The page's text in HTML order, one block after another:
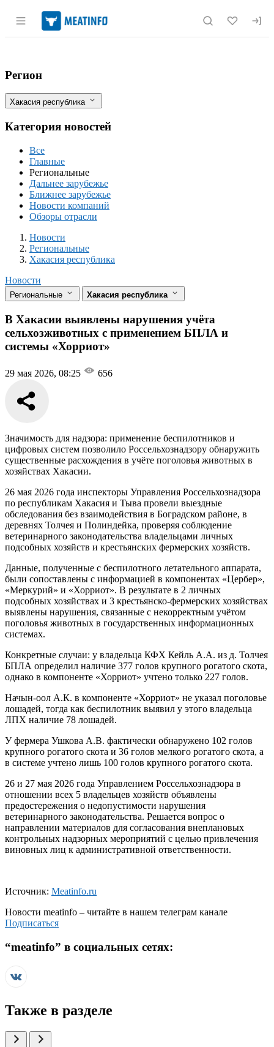
Раздел навигации по сайту
В Хакасии выявлены нарушения
Фильтры
Регион
Хакасия республика
Категория новостей
Все
Главные
Региональные
Дальнее зарубежье
Ближнее зарубежье
Новости компаний
Обзоры отрасли
Новости
Разделы
Новости
Региональные
Хакасия республика
Новости
Региональные Хакасия республика
В Хакасии выявлены нарушения учёта
сельхозживотных с применением БПЛА и
системы «Хорриот»
29 мая 2026, 08:25 656
Значимость для надзора: применение беспилотников и
цифровых систем позволило Россельхознадзору обнаружить
существенные расхождения в учёте поголовья животных в
хозяйствах Хакасии.
26 мая 2026 года инспекторы Управления Россельхознадзора
по республикам Хакасия и Тыва провели выездные
обследования без взаимодействия в Боградском районе, в
деревнях Толчея и Полиндейка, проверяя соблюдение
ветеринарного законодательства владельцами личных
подсобных хозяйств и крестьянских фермерских хозяйств.
Данные, полученные с беспилотного летательного аппарата,
были сопоставлены с информацией в компонентах «Цербер»,
«Меркурий» и «Хорриот». В результате в 2 личных
подсобных хозяйствах и 3 крестьянско-фермерских хозяйствах
выявлены нарушения, связанные с некорректным учётом
поголовья животных в государственных информационных
системах.
Конкретные случаи: у владельца КФХ Кейль А.А. из д. Толчея
БПЛА определил наличие 377 голов крупного рогатого скота,
однако в компоненте «Хорриот» учтено только 227 голов.
Начын-оол А.К. в компоненте «Хорриот» не указал поголовье
лошадей, тогда как беспилотник выявил у этого владельца
ЛПХ наличие 78 лошадей.
У фермера Ушкова А.В. фактически обнаружено 102 голов
крупного рогатого скота и 36 голов мелкого рогатого скота, а
в системе учтено лишь 100 голов крупного рогатого скота.
26 и 27 мая 2026 года Управлением Россельхознадзора в
отношении всех 5 владельцев хозяйств объявлены
предостережения о недопустимости нарушения
ветеринарного законодательства. Решается вопрос о
направлении материалов для согласования внеплановых
контрольных надзорных мероприятий с целью привлечения
виновных лиц к административной ответственности.
Источник: Meatinfo.ru
Новости meatinfo – читайте в нашем телеграм канале
Подписаться
“meatinfo” в социальных сетях:
Также в разделе